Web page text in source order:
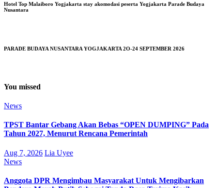
Hotel Top Malaiboro Yogjakarta stay akomodasi peserta Yogjakarta Parade Budaya
Nusantara
PARADE BUDAYA NUSANTARA YOGJAKARTA 2O-24 SEPTEMBER 2026
You missed
News
TPST Bantar Gebang Akan Bebas “OPEN DUMPING” Pada
Tahun 2027, Menurut Rencana Pemerintah
Aug 7, 2026 Lia Uyee
News
Anggota DPR Mengimbau Masyarakat Untuk Mengibarkan